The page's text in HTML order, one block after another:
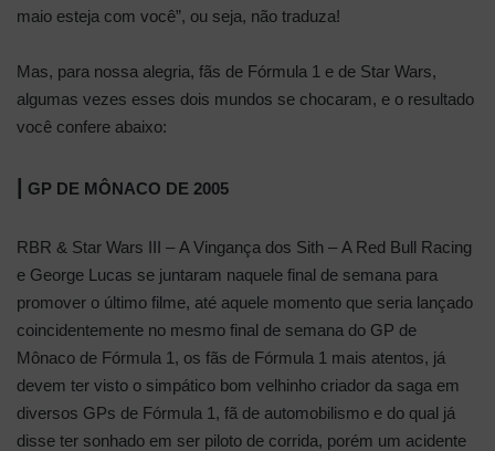
maio esteja com você”, ou seja, não traduza!
Mas, para nossa alegria, fãs de Fórmula 1 e de Star Wars,
algumas vezes esses dois mundos se chocaram, e o resultado
você confere abaixo:
GP DE MÔNACO DE 2005
RBR & Star Wars III – A Vingança dos Sith – A Red Bull Racing
e George Lucas se juntaram naquele final de semana para
promover o último filme, até aquele momento que seria lançado
coincidentemente no mesmo final de semana do GP de
Mônaco de Fórmula 1, os fãs de Fórmula 1 mais atentos, já
devem ter visto o simpático bom velhinho criador da saga em
diversos GPs de Fórmula 1, fã de automobilismo e do qual já
disse ter sonhado em ser piloto de corrida, porém um acidente